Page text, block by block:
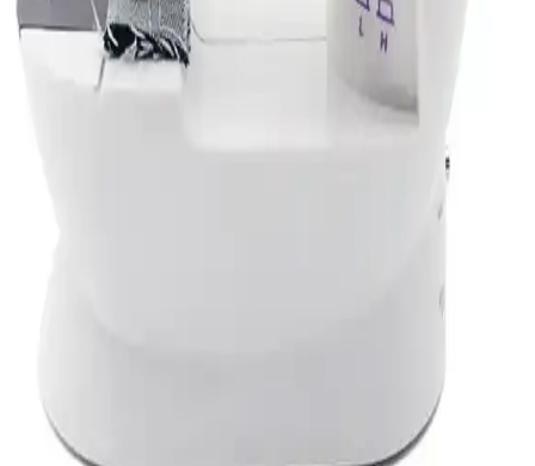
Elektrikli Çay ve Kahve Cihazları Karşılaştırması:
Arzum AR-334 ve Korkmaz A369 İncelemesi
Bu karşılaştırmada Arzum AR-334 ve Korkmaz A369 elektrikli çay
ve kahve makinelerinin güç, kapasite, malzeme ve kullanıcı
Arzum AR3080-S ve Korkmaz A369 Demtez Inox
Mini dikiş makineleri, kompakt ve taşınabilir yapısıyla evde ve
seyahatte pratik dikiş çözümleri sunar. Kullanımı kolay, ekonomik
ve çok yönlü bu makinelerle acil tamirler zahmetsizce yapılır.